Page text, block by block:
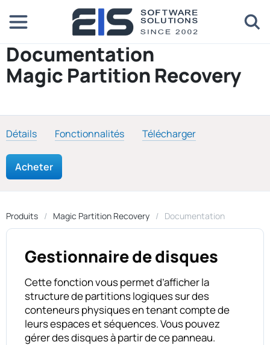
Documentation
Magic Partition Recovery
Détails Fonctionnalités Télécharger
Acheter
Produits Magic Partition Recovery Documentation
Gestionnaire de disques
Cette fonction vous permet d’afficher la
structure de partitions logiques sur des
conteneurs physiques en tenant compte de
leurs espaces et séquences. Vous pouvez
gérer des disques à partir de ce panneau.